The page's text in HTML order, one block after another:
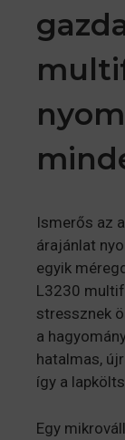
Ismerős az
árajánlat
egyik
L3230
stressznek
a
hatalmas,
így a
Egy